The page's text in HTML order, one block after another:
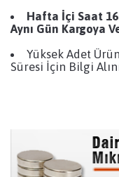
Hafta İçi Saat
Aynı Gün Kargoya
Yüksek Adet
Süresi İçin Bilgi